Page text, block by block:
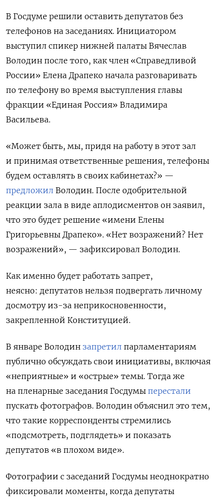
В Госдуме решили оставить депутатов без
телефонов на заседаниях. Инициатором
выступил спикер нижней палаты Вячеслав
Володин после того, как член «Справедливой
России» Елена Драпеко начала разговаривать
по телефону во время выступления главы
фракции «Единая Россия» Владимира
Васильева.
«Может быть, мы, придя на работу в этот зал
и принимая ответственные решения, телефоны
будем оставлять в своих кабинетах?» —
предложил Володин. После одобрительной
реакции зала в виде аплодисментов он заявил,
что это будет решение «имени Елены
Григорьевны Драпеко». «Нет возражений? Нет
возражений», — зафиксировал Володин.
Как именно будет работать запрет,
неясно: депутатов нельзя подвергать личному
досмотру из-за неприкосновенности,
закрепленной Конституцией.
В январе Володин запретил парламентариям
публично обсуждать свои инициативы, включая
«неприятные» и «острые» темы. Тогда же
на пленарные заседания Госдумы перестали
пускать фотографов. Володин объяснил это тем,
что такие корреспонденты стремились
«подсмотреть, подглядеть» и показать
депутатов «в плохом виде».
Фотографии с заседаний Госдумы неоднократно
фиксировали моменты, когда депутаты